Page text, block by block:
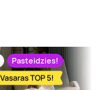
Pasteidzies!